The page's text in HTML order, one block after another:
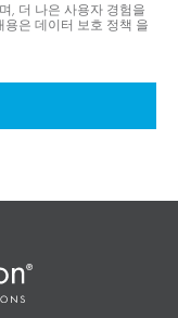
, 더 나은 사용자 경험을
용은 데이터 보호 정책 을